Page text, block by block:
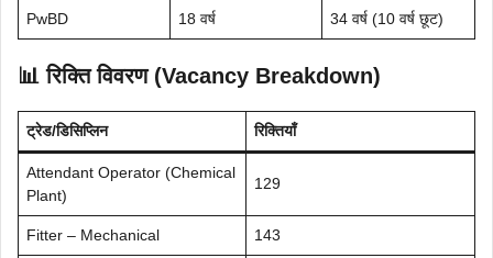
PwBD 18 वर्ष 34 वर्ष (10 वर्ष छूट)
📊 रिक्ति विवरण (Vacancy Breakdown)
ट्रेड/डिसिप्लिन रिक्तियाँ
Attendant Operator (Chemical
Plant)
129
Fitter – Mechanical 143